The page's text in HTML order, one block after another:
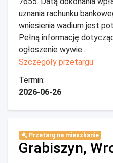
uznania rachunku
wniesienia wadium jest
Pełną informację
ogłoszenie wywie...
Szczegóły przetargu
Termin:
2026-06-26
Przetarg na mieszkanie
Grabiszyn,